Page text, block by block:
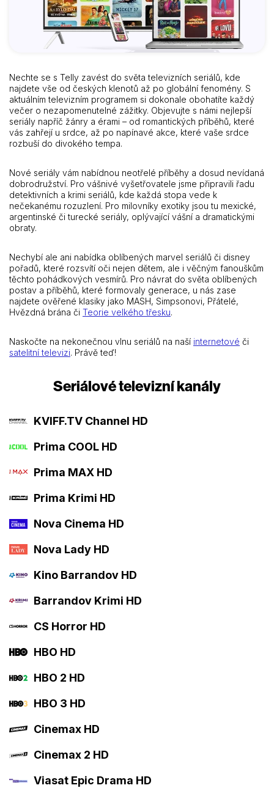
Nechte se s Telly zavést do světa televizních seriálů, kde
najdete vše od českých klenotů až po globální fenomény. S
aktuálním televizním programem si dokonale obohatíte každý
večer o nezapomenutelné zážitky. Objevujte s námi nejlepší
seriály napříč žánry a érami – od romantických příběhů, které
vás zahřejí u srdce, až po napínavé akce, které vaše srdce
rozbuší do divokého tempa.
Nové seriály vám nabídnou neotřelé příběhy a dosud nevídaná
dobrodružství. Pro vášnivé vyšetřovatele jsme připravili řadu
detektivních a krimi seriálů, kde každá stopa vede k
nečekanému rozuzlení. Pro milovníky exotiky jsou tu mexické,
argentinské či turecké seriály, oplývající vášní a dramatickými
obraty.
Nechybí ale ani nabídka oblíbených marvel seriálů či disney
pořadů, které rozsvítí oči nejen dětem, ale i věčným fanouškům
těchto pohádkových vesmírů. Pro návrat do světa oblíbených
postav a příběhů, které formovaly generace, u nás zase
najdete ověřené klasiky jako MASH, Simpsonovi, Přátelé,
Hvězdná brána či Teorie velkého třesku.
Naskočte na nekonečnou vlnu seriálů na naší internetové či
satelitní televizi. Právě teď!
Seriálové televizní kanály
KVIFF.TV Channel HD
Prima COOL HD
Prima MAX HD
Prima Krimi HD
Nova Cinema HD
Nova Lady HD
Kino Barrandov HD
Barrandov Krimi HD
CS Horror HD
HBO HD
HBO 2 HD
HBO 3 HD
Cinemax HD
Cinemax 2 HD
Viasat Epic Drama HD